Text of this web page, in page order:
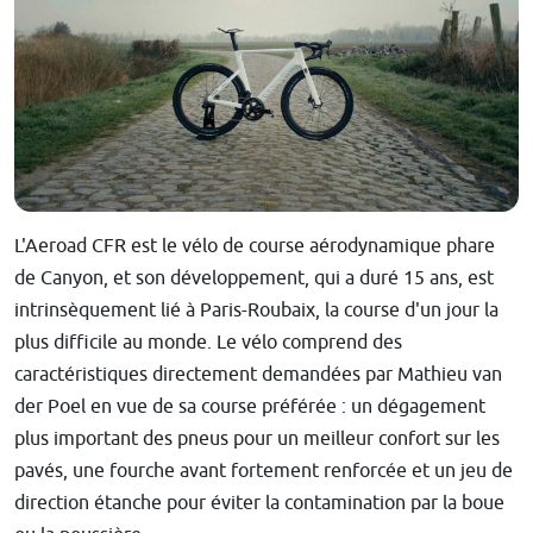
L'Aeroad CFR est le vélo de course aérodynamique phare
de Canyon, et son développement, qui a duré 15 ans, est
intrinsèquement lié à Paris-Roubaix, la course d'un jour la
plus difficile au monde. Le vélo comprend des
caractéristiques directement demandées par Mathieu van
der Poel en vue de sa course préférée : un dégagement
plus important des pneus pour un meilleur confort sur les
pavés, une fourche avant fortement renforcée et un jeu de
direction étanche pour éviter la contamination par la boue